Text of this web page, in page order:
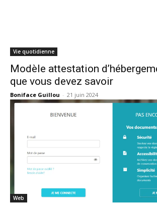
Vie quotidienne
Modèle attestation
que vous devez savoir
Boniface Guillou - 21 juin 2024
Web